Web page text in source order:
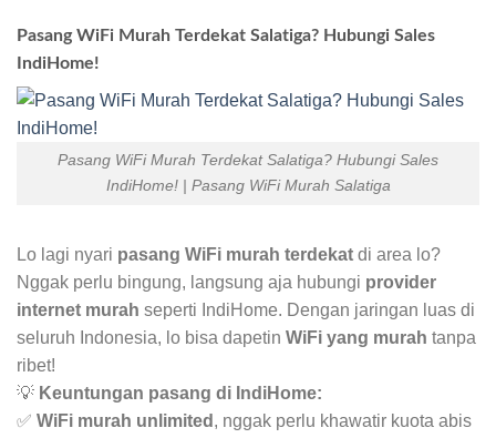
Pasang WiFi Murah Terdekat Salatiga? Hubungi Sales
IndiHome!
Pasang WiFi Murah Terdekat Salatiga? Hubungi Sales
IndiHome! | Pasang WiFi Murah Salatiga
Lo lagi nyari pasang WiFi murah terdekat di area lo?
Nggak perlu bingung, langsung aja hubungi provider
internet murah seperti IndiHome. Dengan jaringan luas di
seluruh Indonesia, lo bisa dapetin WiFi yang murah tanpa
ribet!
💡 Keuntungan pasang di IndiHome:
✅ WiFi murah unlimited , nggak perlu khawatir kuota abis